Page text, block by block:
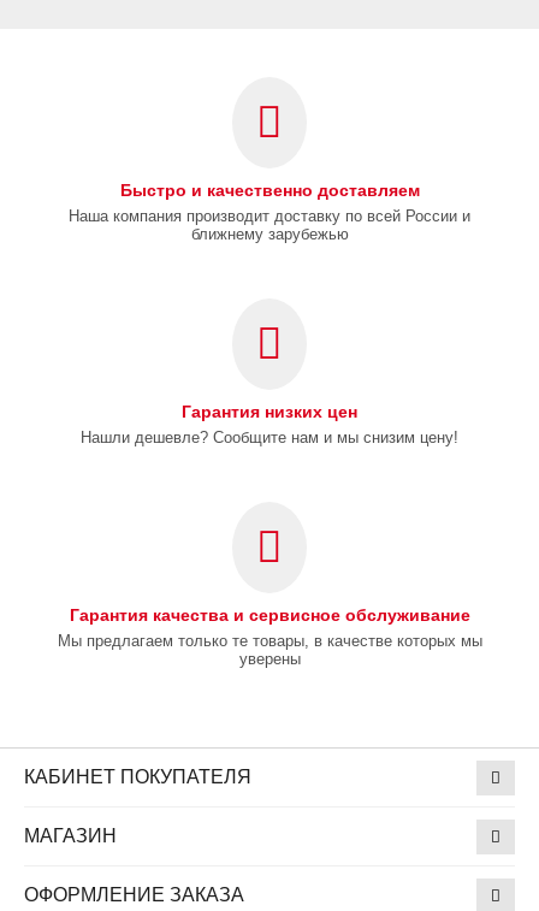
Быстро и качественно доставляем
Наша компания производит доставку по всей России и
ближнему зарубежью
Гарантия низких цен
Нашли дешевле? Сообщите нам и мы снизим цену!
Гарантия качества и сервисное обслуживание
Мы предлагаем только те товары, в качестве которых мы
уверены
КАБИНЕТ ПОКУПАТЕЛЯ
МАГАЗИН
ОФОРМЛЕНИЕ ЗАКАЗА